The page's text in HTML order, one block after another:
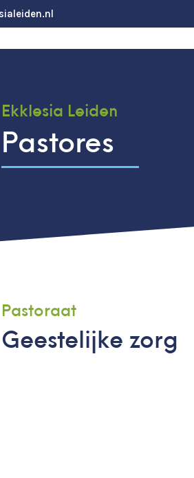
Ekklesia Leiden
Pastores
Pastoraat
Geestelijke zorg